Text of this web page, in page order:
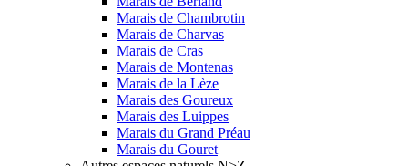
Marais de Chambrotin
Marais de Charvas
Marais de Cras
Marais de Montenas
Marais de la Lèze
Marais des Goureux
Marais des Luippes
Marais du Grand Préau
Marais du Gouret